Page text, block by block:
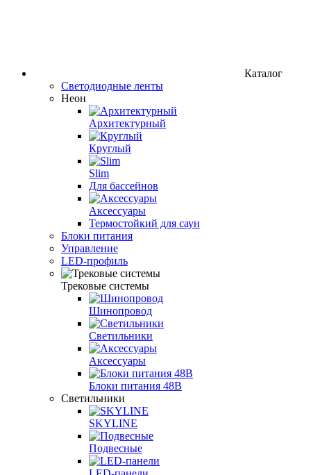
Каталог
Светодиодные ленты
Неон
Архитектурный
Круглый
Slim
Для бассейнов
Аксессуары
Термостойкий для саун
Блоки питания
Управление
LED-профиль
Трековые системы
Шинопровод
Светильники
Аксессуары
Блоки питания 48В
Светильники
SKYLINE
Подвесные